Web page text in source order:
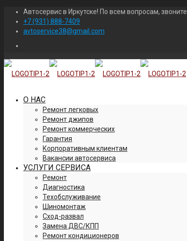
Автосервис в Иркутске! По всем вопросам, звоните
+7 (931) 888-7409
avtoservice38@gmail.com
О НАС
Ремонт легковых
Ремонт джипов
Ремонт коммерческих
Гарантия
Корпоративным клиентам
Вакансии автосервиса
УСЛУГИ СЕРВИСА
Ремонт
Диагностика
Техобслуживание
Шиномонтаж
Сход-развал
Замена ДВС/КПП
Ремонт кондиционеров